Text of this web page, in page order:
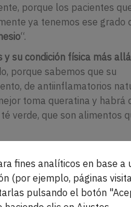
porque los pacientes
ya tenemos ese grado
“.
su condición física más
porque sabemos que su
de antiinflamatorios
toma queratina y habrá
verde, que son alimentos
, entendiendo esta por
que aconsejar,y lo que
caso una cirugía oral.
fines analíticos en base a
(por ejemplo, páginas
pulsando el botón